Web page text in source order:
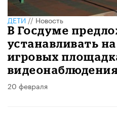
ДЕТИ//Новость
В Госдуме
устанавливать
игровых
20 февраля